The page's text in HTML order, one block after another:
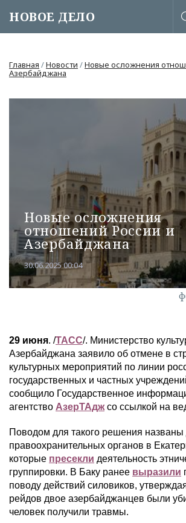
НОВОЕ ДЕЛО
или через соц. сети
Главная /Новости /Новые осложнения
Азербайджана
Новые осложнения
отношений России и
Азербайджана
30.06.2025 00:04
29 июня. /ТАСС/. Министерство
Азербайджана заявило об отмене в
культурных мероприятий по линии
государственных и частных
сообщило Государственное
агентство АзерТАджсо ссылкой на
Поводом для такого решения названы
правоохранительных органов в
которые пресекли деятельность
группировки. В Баку ранее выразили
поводу действий силовиков,
рейдов двое азербайджанцев были
человек получили травмы.